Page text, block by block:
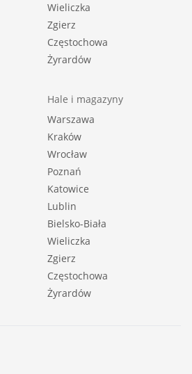
Wieliczka
Zgierz
Częstochowa
Żyrardów
Hale i magazyny
Warszawa
Kraków
Wrocław
Poznań
Katowice
Lublin
Bielsko-Biała
Wieliczka
Zgierz
Częstochowa
Żyrardów